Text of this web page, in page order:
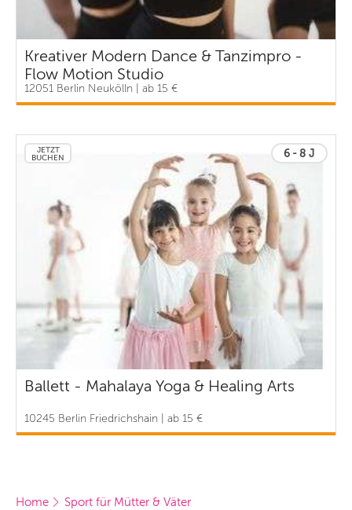
Kreativer Modern Dance & Tanzimpro -
Flow Motion Studio
12051 Berlin Neukölln | ab 15 €
JETZT
BUCHEN
6 - 8 J
Ballett - Mahalaya Yoga & Healing Arts
10245 Berlin Friedrichshain | ab 15 €
Home
Sport für Mütter & Väter